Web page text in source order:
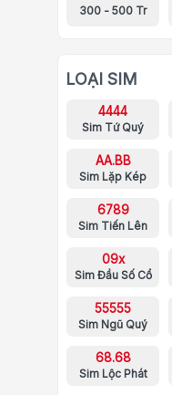
300 - 500 Tr
LOẠI SIM
4444
Sim Tứ Quý
AA.BB
Sim Lặp Kép
6789
Sim Tiến Lên
09x
Sim Đầu Số Cổ
55555
Sim Ngũ Quý
68.68
Sim Lộc Phát